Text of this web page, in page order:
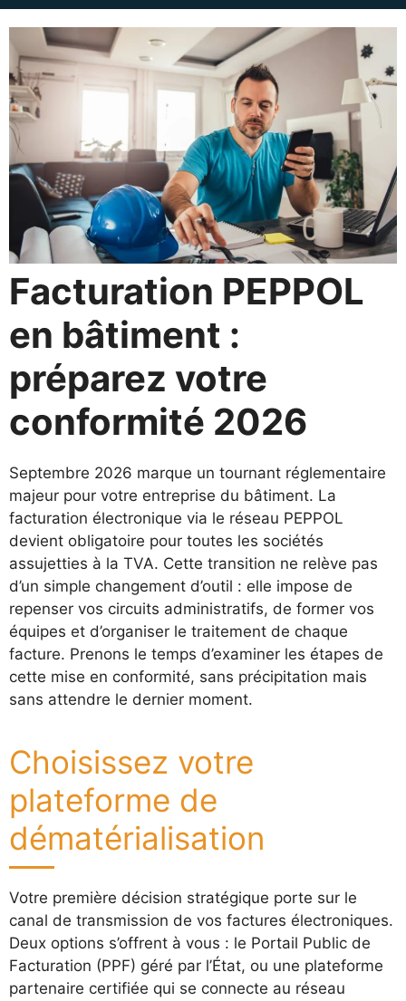
Facturation PEPPOL
en bâtiment :
préparez votre
conformité 2026
Septembre 2026 marque un tournant réglementaire
majeur pour votre entreprise du bâtiment. La
facturation électronique via le réseau PEPPOL
devient obligatoire pour toutes les sociétés
assujetties à la TVA. Cette transition ne relève pas
d’un simple changement d’outil : elle impose de
repenser vos circuits administratifs, de former vos
équipes et d’organiser le traitement de chaque
facture. Prenons le temps d’examiner les étapes de
cette mise en conformité, sans précipitation mais
sans attendre le dernier moment.
Choisissez votre
plateforme de
dématérialisation
Votre première décision stratégique porte sur le
canal de transmission de vos factures électroniques.
Deux options s’offrent à vous : le Portail Public de
Facturation (PPF) géré par l’État, ou une plateforme
partenaire certifiée qui se connecte au réseau